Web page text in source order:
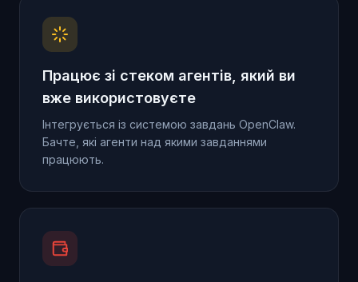
Працює зі стеком агентів, який ви
вже використовуєте
Інтегрується із системою завдань OpenClaw.
Бачте, які агенти над якими завданнями
працюють.